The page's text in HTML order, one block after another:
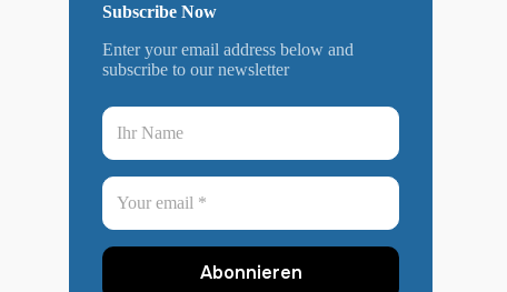
Subscribe Now
Enter your email address below and
subscribe to our newsletter
Abonnieren